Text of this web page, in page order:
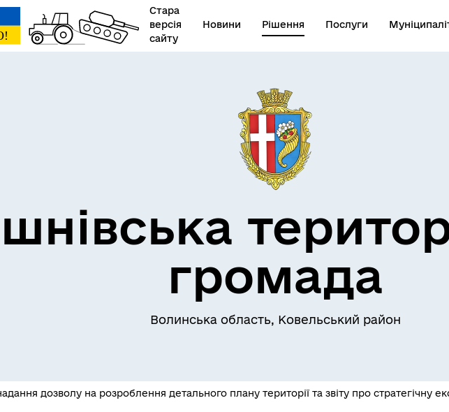
Стара
версія
сайту
Новини Рішення Послуги
громада
Волинська область, Ковельський район
дозволу на розроблення детального плану території та звіту про стратегічну